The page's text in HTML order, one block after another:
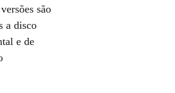
são
a disco
e de